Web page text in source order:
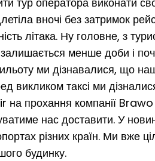
вночі без затримок
літака. Ну головне, з
менше доби і
ми дізнавалися, що
викликом таксі ми
на прохання компанії
нас доставити. У
різних країн. Ми вже
будинку.